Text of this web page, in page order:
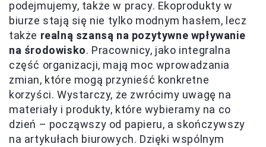
podejmujemy, także w pracy. Ekoprodukty w
biurze stają się nie tylko modnym hasłem, lecz
także realną szansą na pozytywne wpływanie
na środowisko. Pracownicy, jako integralna
część organizacji, mają moc wprowadzania
zmian, które mogą przynieść konkretne
korzyści. Wystarczy, że zwrócimy uwagę na
materiały i produkty, które wybieramy na co
dzień – począwszy od papieru, a skończywszy
na artykułach biurowych. Dzięki wspólnym